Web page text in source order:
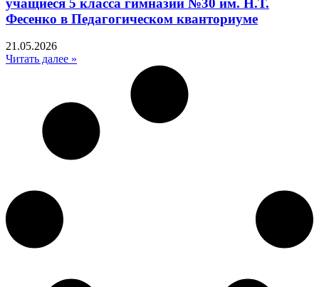
Фесенко в Педагогическом кванториуме
21.05.2026
Читать далее »